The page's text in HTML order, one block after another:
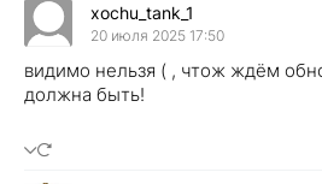
xochu_tank_1
20 июля 2025 17:50
видимо нельзя ( , чтож ждём
должна быть!